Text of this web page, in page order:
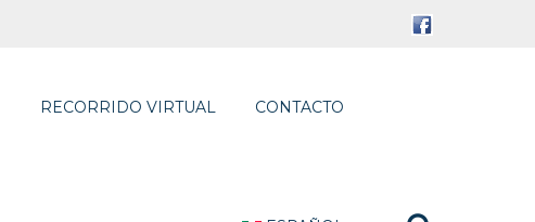
RECORRIDO VIRTUAL CONTACTO